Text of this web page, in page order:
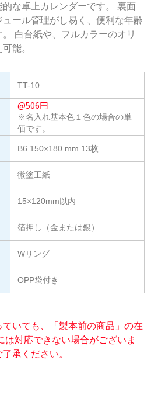
な卓上カレンダーです。 裏面
ール管理がし易く、便利な年齢
白台紙や、フルカラーのオリ
能。
TT-10
@506円
※名入れ基本色１色の場合の単
価です。
B6 150×180 mm 13枚
微塗工紙
15×120mm以内
箔押し（金または銀）
Wリング
OPP袋付き
いても、「製本前の商品」の在
は対応できない場合がございま
承ください。